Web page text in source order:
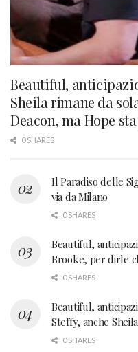
Beautiful,
Sheila rimane da
Deacon, ma Hope
0 SHARES
Il Paradiso delle
via da Milano
0 SHARES
Beautiful,
Brooke, per dirle
0 SHARES
Beautiful,
Steffy, anche
0 SHARES